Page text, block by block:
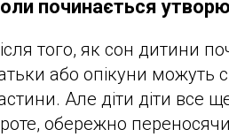
починається
того, як сон дитини
або опікуни можуть
Але діти діти все
обережно переносячи